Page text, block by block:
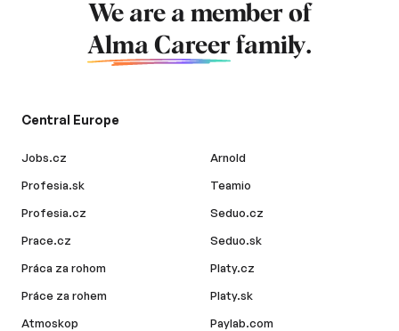
We are a member of
Alma Career family.
Central Europe
Jobs.cz
Profesia.sk
Profesia.cz
Prace.cz
Práca za rohom
Práce za rohem
Atmoskop
Arnold
Teamio
Seduo.cz
Seduo.sk
Platy.cz
Platy.sk
Paylab.com